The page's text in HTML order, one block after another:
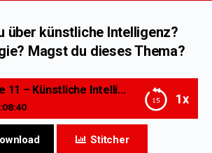
über künstliche Intelligenz?
Magst du dieses Thema?
1x
Episode 11 – Künstliche Intelligenz
IntelligenzStitcher